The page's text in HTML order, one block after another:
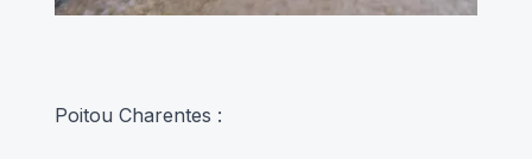
Poitou Charentes :